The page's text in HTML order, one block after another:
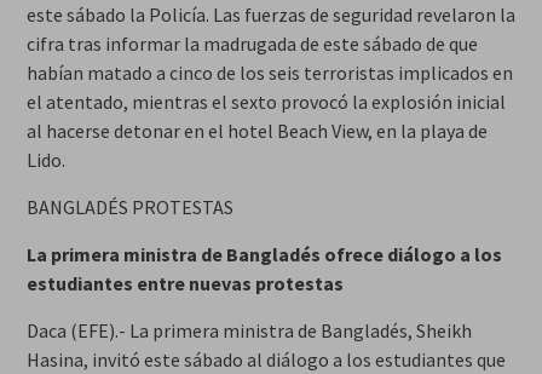
este sábado la Policía. Las fuerzas de seguridad revelaron la
cifra tras informar la madrugada de este sábado de que
habían matado a cinco de los seis terroristas implicados en
el atentado, mientras el sexto provocó la explosión inicial
al hacerse detonar en el hotel Beach View, en la playa de
Lido.
BANGLADÉS PROTESTAS
La primera ministra de Bangladés ofrece diálogo a los
estudiantes entre nuevas protestas
Daca (EFE).- La primera ministra de Bangladés, Sheikh
Hasina, invitó este sábado al diálogo a los estudiantes que